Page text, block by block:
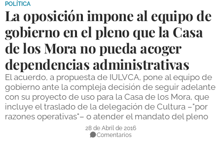
DEPORTES
COMPETICIONES
DEPORTE BASE
OPINIÓN
VENTANA CIUDADANA
CÓRDOBA
POLÍTICA
La oposición impone al equipo de
gobierno en el pleno que la Casa
de los Mora no pueda acoger
dependencias administrativas
El acuerdo, a propuesta de IULVCA, pone al equipo de
gobierno ante la compleja decisión de seguir adelante
con su proyecto de uso para la Casa de los Mora, que
incluye el traslado de la delegación de Cultura –"por
razones operativas"– o atender el mandato del pleno
28 de Abril de 2016
Comentarios